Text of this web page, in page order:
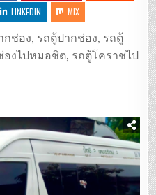
LINKEDIN MIX
กช่อง, รถตู้ปากช่อง, รถตู้
องไปหมอชิต, รถตู้โคราชไป